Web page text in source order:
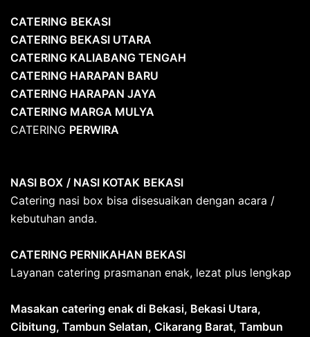
CATERING BEKASI
CATERING BEKASI UTARA
CATERING KALIABANG TENGAH
CATERING HARAPAN BARU
CATERING HARAPAN JAYA
CATERING MARGA MULYA
CATERING PERWIRA
NASI BOX / NASI KOTAK BEKASI
Catering nasi box bisa disesuaikan dengan acara /
kebutuhan anda.
CATERING PERNIKAHAN BEKASI
Layanan catering prasmanan enak, lezat plus lengkap
Masakan catering enak di Bekasi, Bekasi Utara,
Cibitung, Tambun Selatan, Cikarang Barat, Tambun